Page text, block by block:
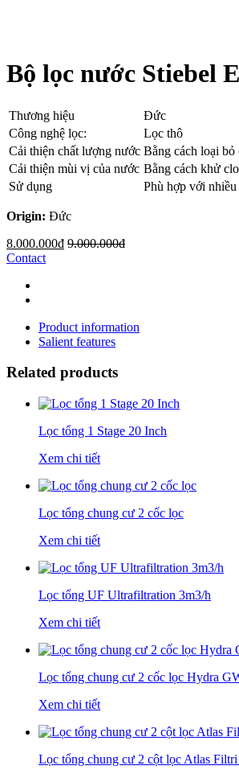
Bộ lọc nước Stiebel
Thương hiệu
Đức
Công nghệ lọc:
Lọc thô
Cải thiện chất lượng nước Bằng cách loại bỏ
Cải thiện mùi vị của nước Bằng cách khử
Sử dụng
Phù hợp với
Origin: Đức
8.000.000đ 9.000.000đ
Contact
Product information
Salient features
Related products
Lọc tổng 1 Stage 20 Inch
Xem chi tiết
Lọc tổng chung cư 2 cốc lọc
Xem chi tiết
Lọc tổng UF Ultrafiltration 3m3/h
Xem chi tiết
Lọc tổng chung cư 2 cốc lọc Hydra
Xem chi tiết
Lọc tổng chung cư 2 cột lọc Atlas